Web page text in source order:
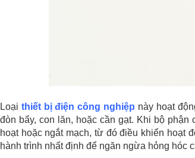
Loại thiết bị điện công nghiệp này hoạt
đòn bẩy, con lăn, hoặc cần gạt. Khi bộ
hoạt hoặc ngắt mạch, từ đó điều khiển hoạt
hành trình nhất định để ngăn ngừa hỏng hóc